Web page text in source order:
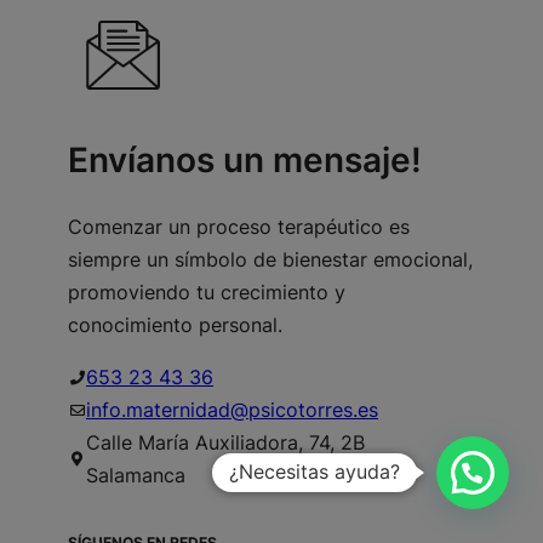
Envíanos un mensaje!
Comenzar un proceso terapéutico es
siempre un símbolo de bienestar emocional,
promoviendo tu crecimiento y
conocimiento personal.
653 23 43 36
info.maternidad@psicotorres.es
Calle María Auxiliadora, 74, 2B
Salamanca
¿Necesitas ayuda?